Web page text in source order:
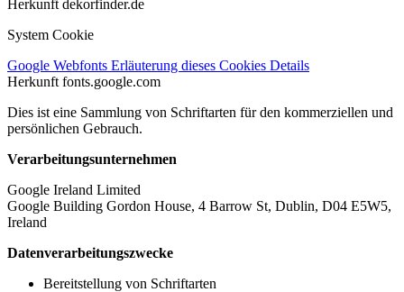
Herkunft dekorfinder.de
System Cookie
Google Webfonts Erläuterung dieses Cookies Details
Herkunft fonts.google.com
Dies ist eine Sammlung von Schriftarten für den kommerziellen und
persönlichen Gebrauch.
Verarbeitungsunternehmen
Google Ireland Limited
Google Building Gordon House, 4 Barrow St, Dublin, D04 E5W5,
Ireland
Datenverarbeitungszwecke
Bereitstellung von Schriftarten